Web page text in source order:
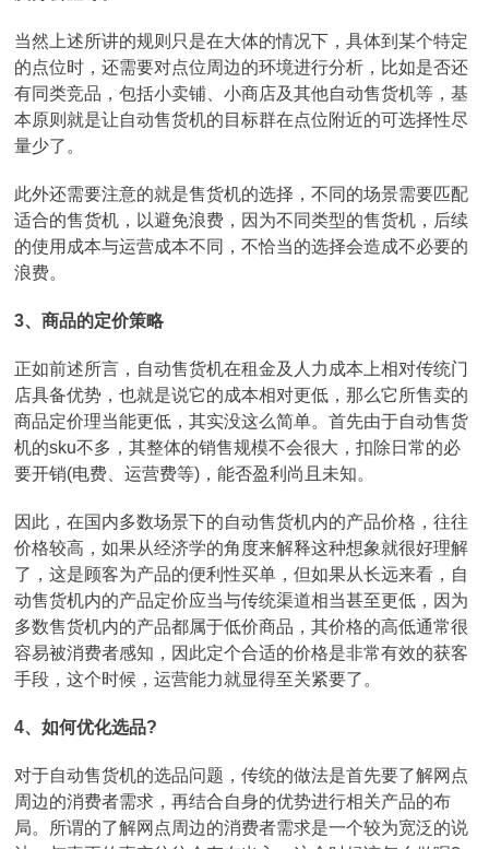
当然上述所讲的规则只是在大体的情况下，具体到某个特定
的点位时，还需要对点位周边的环境进行分析，比如是否还
有同类竞品，包括小卖铺、小商店及其他自动售货机等，基
本原则就是让自动售货机的目标群在点位附近的可选择性尽
量少了。
此外还需要注意的就是售货机的选择，不同的场景需要匹配
适合的售货机，以避免浪费，因为不同类型的售货机，后续
的使用成本与运营成本不同，不恰当的选择会造成不必要的
浪费。
3、商品的定价策略
正如前述所言，自动售货机在租金及人力成本上相对传统门
店具备优势，也就是说它的成本相对更低，那么它所售卖的
商品定价理当能更低，其实没这么简单。首先由于自动售货
机的sku不多，其整体的销售规模不会很大，扣除日常的必
要开销(电费、运营费等)，能否盈利尚且未知。
因此，在国内多数场景下的自动售货机内的产品价格，往往
价格较高，如果从经济学的角度来解释这种想象就很好理解
了，这是顾客为产品的便利性买单，但如果从长远来看，自
动售货机内的产品定价应当与传统渠道相当甚至更低，因为
多数售货机内的产品都属于低价商品，其价格的高低通常很
容易被消费者感知，因此定个合适的价格是非常有效的获客
手段，这个时候，运营能力就显得至关紧要了。
4、如何优化选品?
对于自动售货机的选品问题，传统的做法是首先要了解网点
周边的消费者需求，再结合自身的优势进行相关产品的布
局。所谓的了解网点周边的消费者需求是一个较为宽泛的说